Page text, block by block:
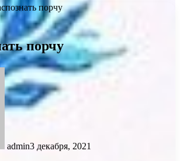
порчу
порчу
admin3 декабря, 2021